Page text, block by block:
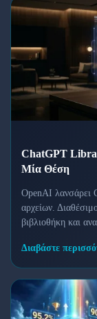
ChatGPT
Μία Θέση
OpenAI λανσάρει
αρχείων.
βιβλιοθήκη και
Διαβάστε